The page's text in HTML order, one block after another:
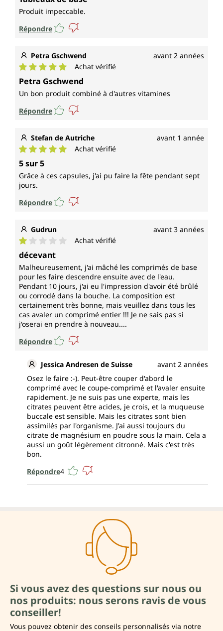
Produit impeccable.
Répondre
Petra Gschwend avant 2 années
Note moyenne de 5 sur 5 étoiles
Achat vérifié
Petra Gschwend
Un bon produit combiné à d'autres vitamines
Répondre
Stefan de Autriche avant 1 année
Note moyenne de 5 sur 5 étoiles
Achat vérifié
5 sur 5
Grâce à ces capsules, j'ai pu faire la fête pendant sept
jours.
Répondre
Gudrun avant 3 années
Note moyenne de 1 sur 5 étoiles
Achat vérifié
décevant
Malheureusement, j'ai mâché les comprimés de base
pour les faire descendre ensuite avec de l'eau.
Pendant 10 jours, j'ai eu l'impression d'avoir été brûlé
ou corrodé dans la bouche. La composition est
certainement très bonne, mais veuillez dans tous les
cas avaler un comprimé entier !!! Je ne sais pas si
j'oserai en prendre à nouveau....
Répondre
Jessica Andresen de Suisse
avant 2 années
Osez le faire :-). Peut-être couper d'abord le
comprimé avec le coupe-comprimé et l'avaler ensuite
rapidement. Je ne suis pas une experte, mais les
citrates peuvent être acides, je crois, et la muqueuse
buccale est sensible. Mais les citrates sont bien
assimilés par l'organisme. J'ai aussi toujours du
citrate de magnésium en poudre sous la main. Cela a
aussi un goût légèrement citronné. Mais c'est très
bon.
Répondre4
Si vous avez des questions sur nous ou
nos produits: nous serons ravis de vous
conseiller!
Vous pouvez obtenir des conseils personnalisés via notre